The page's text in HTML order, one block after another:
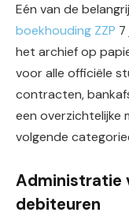
Eén van de
boekhouding ZZP
het archief op
voor alle officiële
contracten,
een overzichtelijke
volgende
Administratie
debiteuren